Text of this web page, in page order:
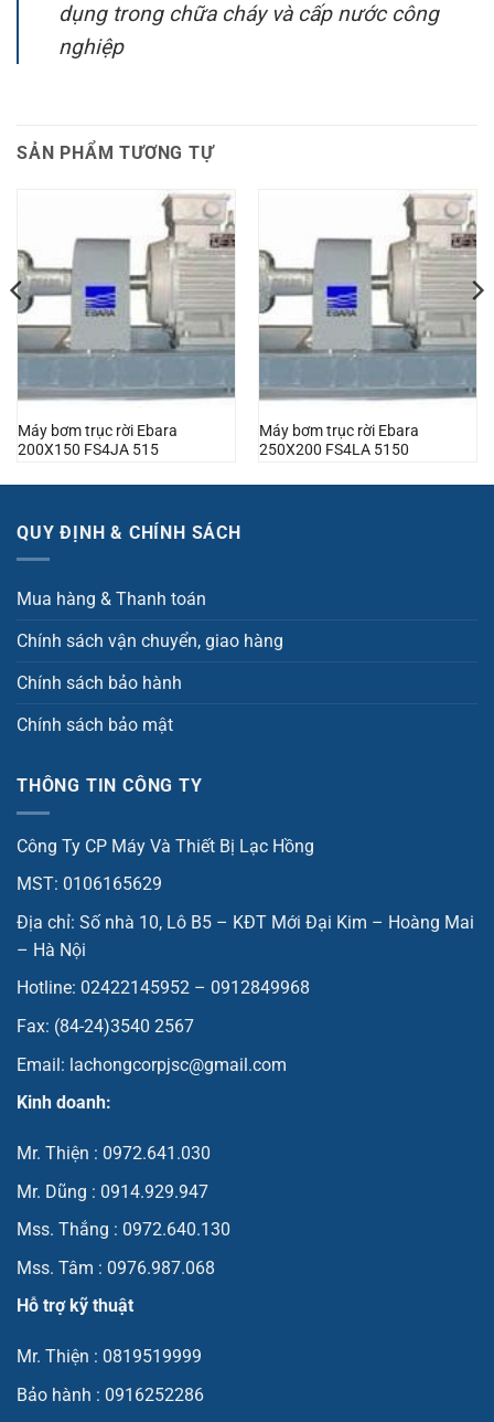
dụng trong chữa cháy và cấp nước công
nghiệp
SẢN PHẨM TƯƠNG TỰ
Máy bơm trục rời Ebara
200X150 FS4JA 515
Máy bơm trục rời Ebara
250X200 FS4LA 5150
QUY ĐỊNH & CHÍNH SÁCH
Mua hàng & Thanh toán
Chính sách vận chuyển, giao hàng
Chính sách bảo hành
Chính sách bảo mật
THÔNG TIN CÔNG TY
Công Ty CP Máy Và Thiết Bị Lạc Hồng
MST: 0106165629
Địa chỉ: Số nhà 10, Lô B5 – KĐT Mới Đại Kim – Hoàng Mai
– Hà Nội
Hotline: 02422145952 – 0912849968
Fax: (84-24)3540 2567
Email: lachongcorpjsc@gmail.com
Kinh doanh:
Mr. Thiện : 0972.641.030
Mr. Dũng : 0914.929.947
Mss. Thắng : 0972.640.130
Mss. Tâm : 0976.987.068
Hỗ trợ kỹ thuật
Mr. Thiện : 0819519999
Bảo hành : 0916252286